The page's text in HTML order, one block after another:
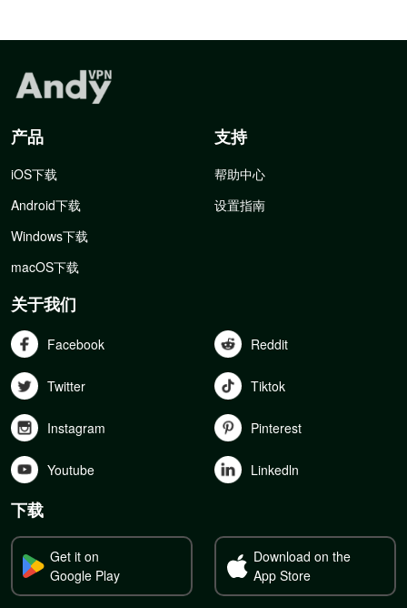
产品
iOS下载
Android下载
Windows下载
macOS下载
支持
帮助中心
设置指南
关于我们
Facebook Reddit
Twitter Tiktok
Instagram Pinterest
Youtube Linkedln
下载
Get it on
Google Play
Download on the
App Store